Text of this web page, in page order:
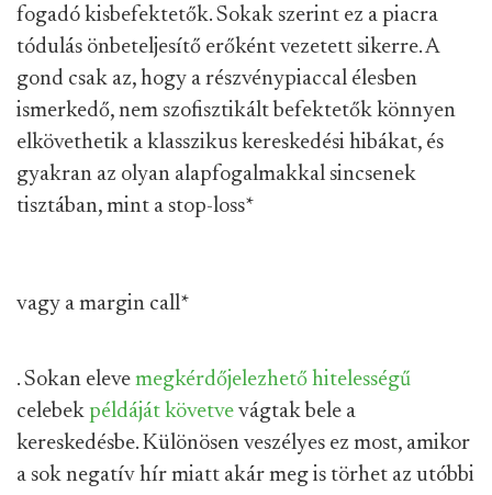
fogadó kisbefektetők. Sokak szerint ez a piacra
tódulás önbeteljesítő erőként vezetett sikerre. A
gond csak az, hogy a részvénypiaccal élesben
ismerkedő, nem szofisztikált befektetők könnyen
elkövethetik a klasszikus kereskedési hibákat, és
gyakran az olyan alapfogalmakkal sincsenek
tisztában, mint a stop-loss*
vagy a margin call*
. Sokan eleve megkérdőjelezhető hitelességű
celebek példáját követve vágtak bele a
kereskedésbe. Különösen veszélyes ez most, amikor
a sok negatív hír miatt akár meg is törhet az utóbbi